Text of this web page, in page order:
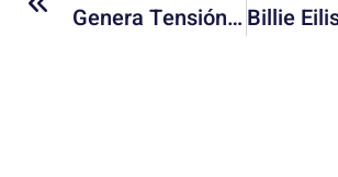
Genera Tensión El Lanzamiento Del Spin-Off De ‘Queen Charlotte: Una Historia De Bridgerton’